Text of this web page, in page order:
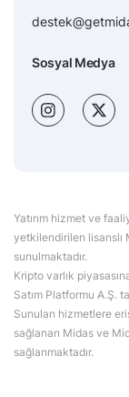
Sosyal Medya
Yatırım hizmet ve
yetkilendirilen lisanslı
sunulmaktadır.
Kripto varlık
Satım Platformu A.Ş.
Sunulan hizmetlere
sağlanan Midas ve
sağlanmaktadır.